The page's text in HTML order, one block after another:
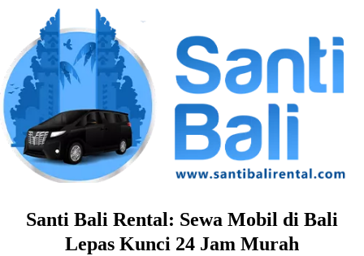
content
Santi Bali Rental: Sewa Mobil di Bali
Lepas Kunci 24 Jam Murah